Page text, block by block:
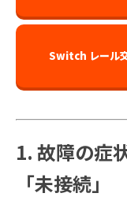
Switch レール
1. 故障の症
「未接続」